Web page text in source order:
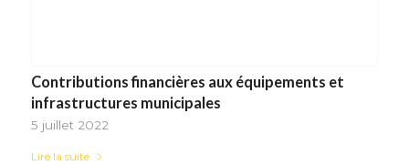
Contributions financières aux équipements et
infrastructures municipales
5 juillet 2022
Lire la suite